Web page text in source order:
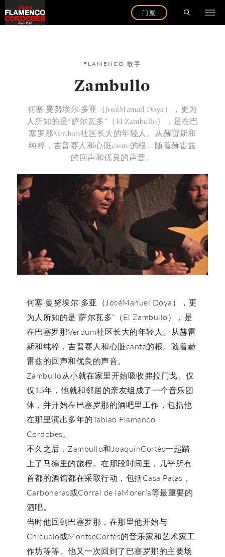
门票
返回艺术家
FLAMENCO歌手
Zambullo
何塞·曼努埃尔·多亚（JoséManuel Doya），更为
人所知的是“萨尔瓦多”（El Zambullo），是在巴
塞罗那Verdum社区长大的年轻人。从赫雷斯和
纯粹，吉普赛人和心脏cante的根。随着赫雷兹
的回声和优良的声音。
何塞·曼努埃尔·多亚（JoséManuel Doya），更
为人所知的是“萨尔瓦多”（El Zambullo），是
在巴塞罗那Verdum社区长大的年轻人。从赫雷
斯和纯粹，吉普赛人和心脏cante的根。随着赫
雷兹的回声和优良的声音。
Zambullo从小就在家里开始吸收弗拉门戈。仅
仅15年，他就和邻居的亲友组成了一个音乐团
体，并开始在巴塞罗那的酒吧里工作，包括他
在那里演出多年的Tablao Flamenco
Cordobes。
不久之后，Zambullo和JoaquínCortés一起踏
上了马德里的旅程。在那段时间里，几乎所有
首都的酒馆都在采取行动，包括Casa Patas，
Carboneras或Corral de laMorería等最重要的
酒吧。
当时他回到巴塞罗那，在那里他开始与
Chicuelo或MontseCortés的音乐家和艺术家工
作坊等等。他又一次回到了巴塞罗那的主要场